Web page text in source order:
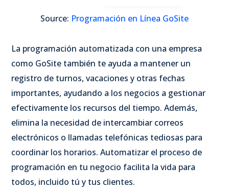
Source: Programación en Línea GoSite
La programación automatizada con una empresa
como GoSite también te ayuda a mantener un
registro de turnos, vacaciones y otras fechas
importantes, ayudando a los negocios a gestionar
efectivamente los recursos del tiempo. Además,
elimina la necesidad de intercambiar correos
electrónicos o llamadas telefónicas tediosas para
coordinar los horarios. Automatizar el proceso de
programación en tu negocio facilita la vida para
todos, incluido tú y tus clientes.